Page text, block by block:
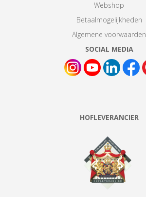
Webshop
Betaalmogelijkheden
Algemene voorwaarden
SOCIAL MEDIA
HOFLEVERANCIER